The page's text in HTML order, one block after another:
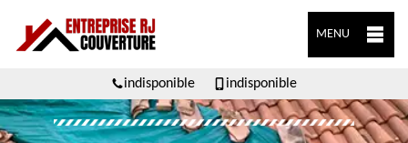
MENU
indisponible indisponible